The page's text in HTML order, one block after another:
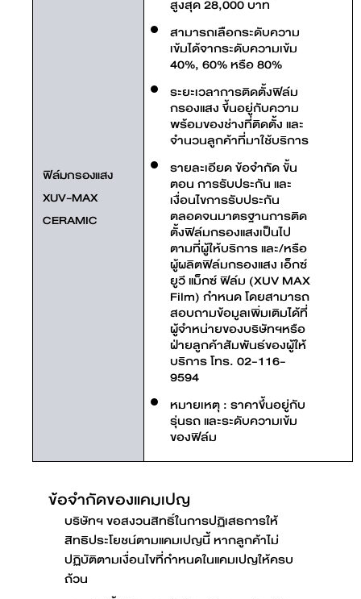
ฟิล์มกรองแสง
XUV-MAX
CERAMIC
สูงสุด 28,000 บาท
สามารถเลือกระดับความ
เข้มได้จากระดับความเข้ม
40%, 60% หรือ 80%
ระยะเวลาการติดตั้งฟิล์ม
กรองแสง ขึ้นอยู่กับความ
พร้อมของช่างที่ติดตั้ง และ
จำนวนลูกค้าที่มาใช้บริการ
รายละเอียด ข้อจำกัด ขั้น
ตอน การรับประกัน และ
เงื่อนไขการรับประกัน
ตลอดจนมาตรฐานการติด
ตั้งฟิล์มกรองแสงเป็นไป
ตามที่ผู้ให้บริการ และ/หรือ
ผู้ผลิตฟิล์มกรองแสง เอ็กซ์
ยูวี แม็กซ์ ฟิล์ม (XUV MAX
Film) กำหนด โดยสามารถ
สอบถามข้อมูลเพิ่มเติมได้ที่
ผู้จำหน่ายของบริษัทฯหรือ
ฝ่ายลูกค้าสัมพันธ์ของผู้ให้
บริการ โทร. 02-116-
9594
หมายเหตุ : ราคาขึ้นอยู่กับ
รุ่นรถ และระดับความเข้ม
ของฟิล์ม
ข้อจำกัดของแคมเปญ
บริษัทฯ ขอสงวนสิทธิ์ในการปฏิเสธการให้
สิทธิประโยชน์ตามแคมเปญนี้ หากลูกค้าไม่
ปฏิบัติตามเงื่อนไขที่กำหนดในแคมเปญให้ครบ
ถ้วน